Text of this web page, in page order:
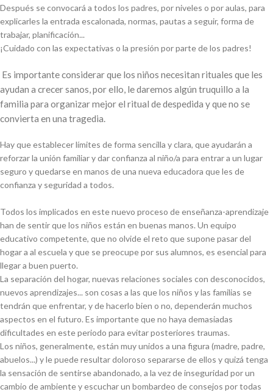
Después se convocará a todos los padres, por niveles o por aulas, para
explicarles la entrada escalonada, normas, pautas a seguir, forma de
trabajar, planificación...
¡Cuidado con las expectativas o la presión por parte de los padres!
Es importante considerar que los niños necesitan rituales que les
ayudan a crecer sanos, por ello, le daremos algún truquillo a la
familia para organizar mejor el ritual de despedida y que no se
convierta en una tragedia.
Hay que establecer límites de forma sencilla y clara, que ayudarán a
reforzar la unión familiar y dar confianza al niño/a para entrar a un lugar
seguro y quedarse en manos de una nueva educadora que les de
confianza y seguridad a todos.
Todos los implicados en este nuevo proceso de enseñanza-aprendizaje
han de sentir que los niños están en buenas manos. Un equipo
educativo competente, que no olvide el reto que supone pasar del
hogar a al escuela y que se preocupe por sus alumnos, es esencial para
llegar a buen puerto.
La separación del hogar, nuevas relaciones sociales con desconocidos,
nuevos aprendizajes... son cosas a las que los niños y las familias se
tendrán que enfrentar, y de hacerlo bien o no, dependerán muchos
aspectos en el futuro. Es importante que no haya demasiadas
dificultades en este periodo para evitar posteriores traumas.
Los niños, generalmente, están muy unidos a una figura (madre, padre,
abuelos...) y le puede resultar doloroso separarse de ellos y quizá tenga
la sensación de sentirse abandonado, a la vez de inseguridad por un
cambio de ambiente y escuchar un bombardeo de consejos por todas